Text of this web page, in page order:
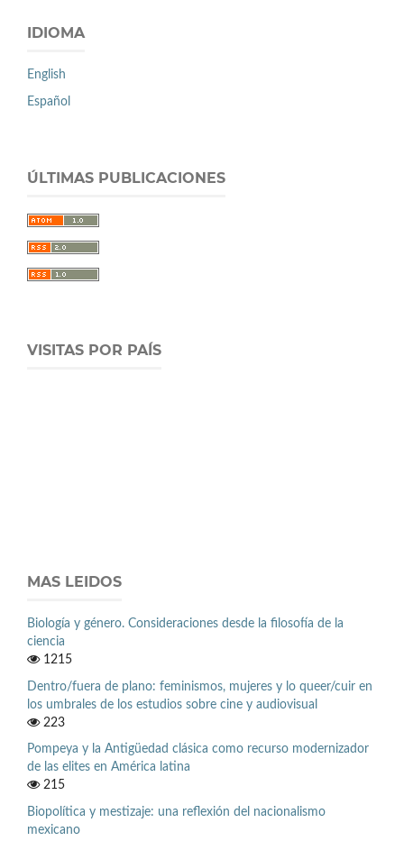
IDIOMA
English
Español
ÚLTIMAS PUBLICACIONES
VISITAS POR PAÍS
MAS LEIDOS
Biología y género. Consideraciones desde la filosofía de la
ciencia
1215
Dentro/fuera de plano: feminismos, mujeres y lo queer/cuir en
los umbrales de los estudios sobre cine y audiovisual
223
Pompeya y la Antigüedad clásica como recurso modernizador
de las elites en América latina
215
Biopolítica y mestizaje: una reflexión del nacionalismo
mexicano